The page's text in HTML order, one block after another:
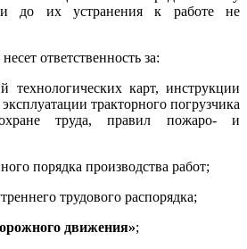
и до их устранения к работе не
ответственность за:
технологических карт, инструкции
тракторного погрузчика
труда, правил пожаро- и
порядка производства работ;
трудового распорядка;
движения»;